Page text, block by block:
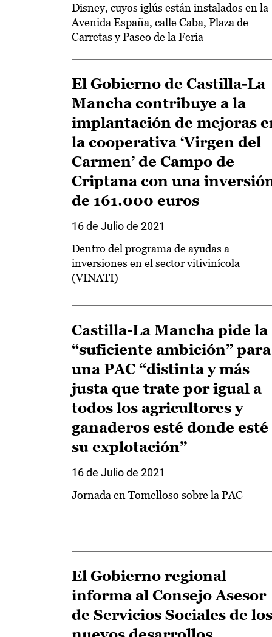
Disney, cuyos iglús están instalados en la
Avenida España, calle Caba, Plaza de
Carretas y Paseo de la Feria
El Gobierno de Castilla-La
Mancha contribuye a la
implantación de mejoras
la cooperativa ‘Virgen del
Carmen’ de Campo de
Criptana con una
de 161.000 euros
16 de Julio de 2021
Dentro del programa de ayudas a
inversiones en el sector vitivinícola
(VINATI)
Castilla-La Mancha pide la
“suficiente ambición” para
una PAC “distinta y más
justa que trate por igual a
todos los agricultores y
ganaderos esté donde esté
su explotación”
16 de Julio de 2021
Jornada en Tomelloso sobre la PAC
El Gobierno regional
informa al Consejo Asesor
de Servicios Sociales de los